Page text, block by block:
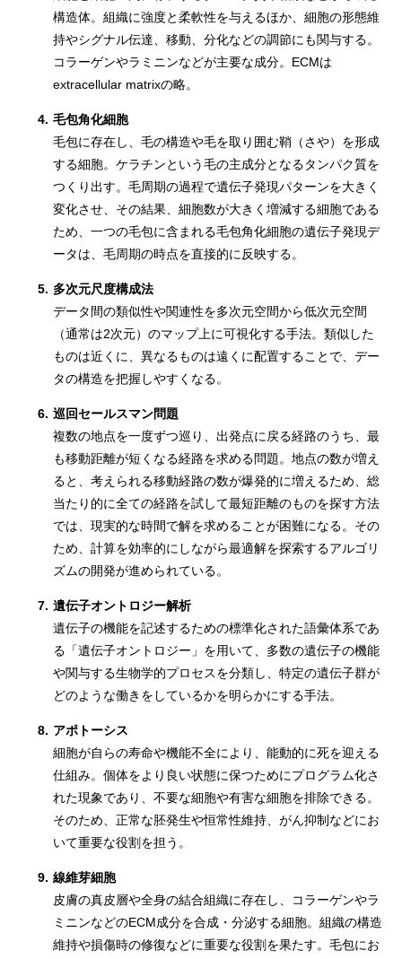
構造体。組織に強度と柔軟性を与えるほか、細胞の形態維
持やシグナル伝達、移動、分化などの調節にも関与する。
コラーゲンやラミニンなどが主要な成分。ECMは
extracellular matrixの略。
4. 毛包角化細胞
毛包に存在し、毛の構造や毛を取り囲む鞘（さや）を形成
する細胞。ケラチンという毛の主成分となるタンパク質を
つくり出す。毛周期の過程で遺伝子発現パターンを大きく
変化させ、その結果、細胞数が大きく増減する細胞である
ため、一つの毛包に含まれる毛包角化細胞の遺伝子発現デ
ータは、毛周期の時点を直接的に反映する。
5. 多次元尺度構成法
データ間の類似性や関連性を多次元空間から低次元空間
（通常は2次元）のマップ上に可視化する手法。類似した
ものは近くに、異なるものは遠くに配置することで、デー
タの構造を把握しやすくなる。
6. 巡回セールスマン問題
複数の地点を一度ずつ巡り、出発点に戻る経路のうち、最
も移動距離が短くなる経路を求める問題。地点の数が増え
ると、考えられる移動経路の数が爆発的に増えるため、総
当たり的に全ての経路を試して最短距離のものを探す方法
では、現実的な時間で解を求めることが困難になる。その
ため、計算を効率的にしながら最適解を探索するアルゴリ
ズムの開発が進められている。
7. 遺伝子オントロジー解析
遺伝子の機能を記述するための標準化された語彙体系であ
る「遺伝子オントロジー」を用いて、多数の遺伝子の機能
や関与する生物学的プロセスを分類し、特定の遺伝子群が
どのような働きをしているかを明らかにする手法。
8. アポトーシス
細胞が自らの寿命や機能不全により、能動的に死を迎える
仕組み。個体をより良い状態に保つためにプログラム化さ
れた現象であり、不要な細胞や有害な細胞を排除できる。
そのため、正常な胚発生や恒常性維持、がん抑制などにお
いて重要な役割を担う。
9. 線維芽細胞
皮膚の真皮層や全身の結合組織に存在し、コラーゲンやラ
ミニンなどのECM成分を合成・分泌する細胞。組織の構造
維持や損傷時の修復などに重要な役割を果たす。毛包にお